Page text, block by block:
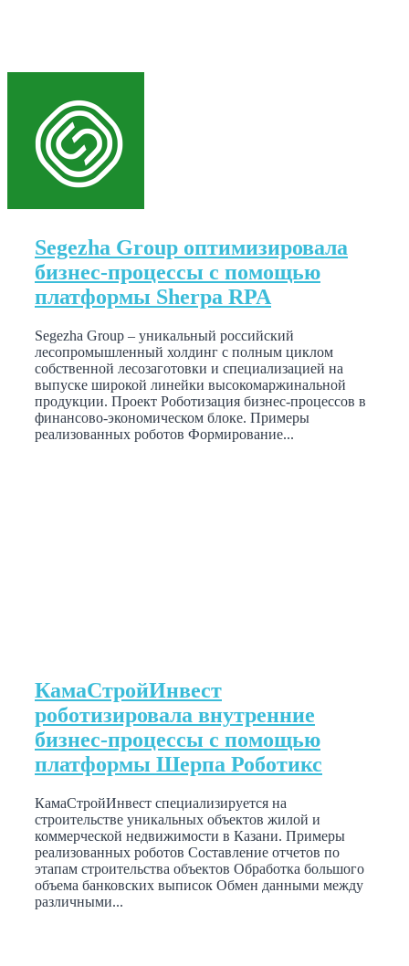
Segezha Group оптимизировала
бизнес-процессы с помощью
платформы Sherpa RPA
Segezha Group – уникальный российский
лесопромышленный холдинг с полным циклом
собственной лесозаготовки и специализацией на
выпуске широкой линейки высокомаржинальной
продукции. Проект Роботизация бизнес-процессов в
финансово-экономическом блоке. Примеры
реализованных роботов Формирование...
КамаСтройИнвест
роботизировала внутренние
бизнес-процессы с помощью
платформы Шерпа Роботикс
КамаСтройИнвест специализируется на
строительстве уникальных объектов жилой и
коммерческой недвижимости в Казани. Примеры
реализованных роботов Составление отчетов по
этапам строительства объектов Обработка большого
объема банковских выписок Обмен данными между
различными...